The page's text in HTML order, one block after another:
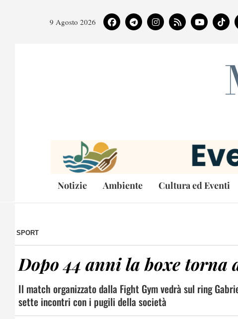
9 Agosto 2026
Notizie Ambiente Cultura ed Eventi
SPORT
Dopo 44 anni la boxe torna
Il match organizzato dalla Fight Gym vedrà sul ring
sette incontri con i pugili della società